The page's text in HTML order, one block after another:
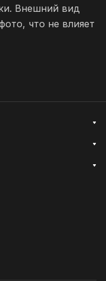
Внешний вид
что не влияет